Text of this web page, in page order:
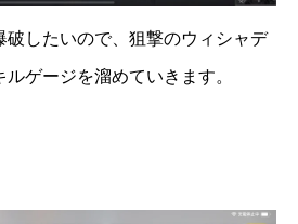
破したいので、狙撃のウィシャデ
ゲージを溜めていきます。